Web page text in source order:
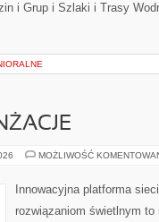
i Grup i Szlaki i Trasy
MOŻLIWOŚĆ
Innowacyjna platforma
rozwiązaniom świetlnym